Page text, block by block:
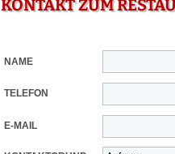
KONTAKT ZUM
NAME
TELEFON
E-MAIL